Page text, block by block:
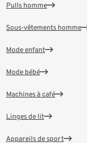
Pulls homme
Sous-vêtements homme
Mode enfant
Mode bébé
Machines à café
Linges de lit
Appareils de sport